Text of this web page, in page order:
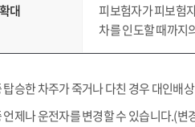
대
피보험자가 피보험
차를 인도할 때까지
탑승한 차주가 죽거나 다친 경우 대인배
언제나 운전자를 변경할 수 있습니다.(